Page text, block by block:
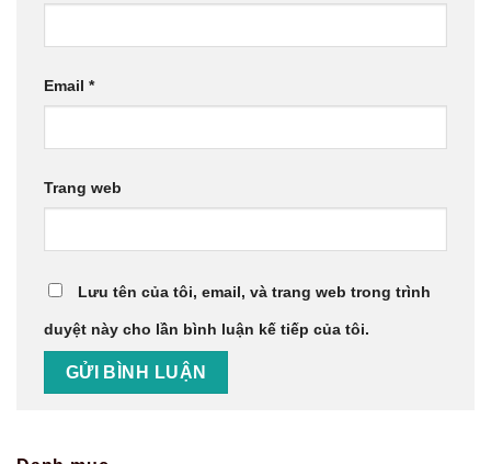
Email *
Trang web
Lưu tên của tôi, email, và trang web trong trình
duyệt này cho lần bình luận kế tiếp của tôi.